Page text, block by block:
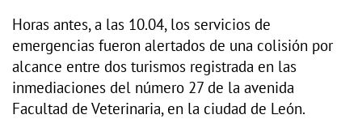
Horas antes, a las 10.04, los servicios de
emergencias fueron alertados de una colisión por
alcance entre dos turismos registrada en las
inmediaciones del número 27 de la avenida
Facultad de Veterinaria, en la ciudad de León.